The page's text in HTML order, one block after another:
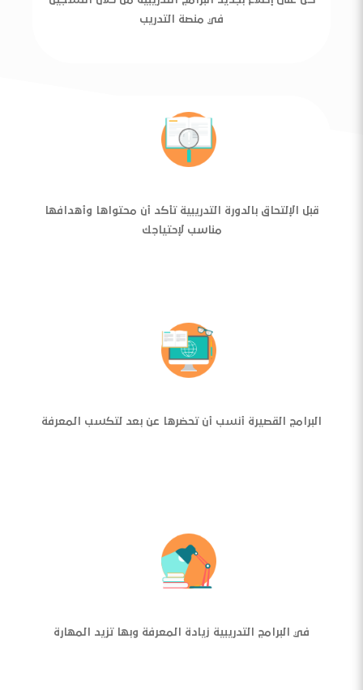
في منصة التدريب
قبل الإلتحاق بالدورة التدريبية تأكد أن محتواها وأهدافها
مناسب لإحتياجك
البرامج القصيرة أنسب أن تحضرها عن بعد لتكسب المعرفة
في البرامج التدريبية زيادة المعرفة وبها تزيد المهارة